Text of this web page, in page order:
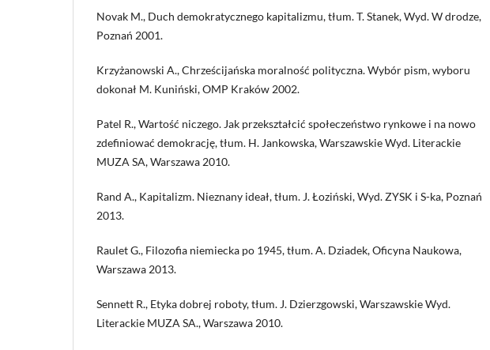
Novak M., Duch demokratycznego kapitalizmu, tłum. T. Stanek, Wyd. W drodze,
Poznań 2001.
Krzyżanowski A., Chrześcijańska moralność polityczna. Wybór pism, wyboru
dokonał M. Kuniński, OMP Kraków 2002.
Patel R., Wartość niczego. Jak przekształcić społeczeństwo rynkowe i na nowo
zdefiniować demokrację, tłum. H. Jankowska, Warszawskie Wyd. Literackie
MUZA SA, Warszawa 2010.
Rand A., Kapitalizm. Nieznany ideał, tłum. J. Łoziński, Wyd. ZYSK i S-ka, Poznań
2013.
Raulet G., Filozofia niemiecka po 1945, tłum. A. Dziadek, Oficyna Naukowa,
Warszawa 2013.
Sennett R., Etyka dobrej roboty, tłum. J. Dzierzgowski, Warszawskie Wyd.
Literackie MUZA SA., Warszawa 2010.